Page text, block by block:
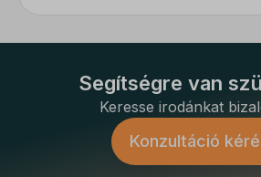
Segítségre van
Keresse irodánkat
Konzultáció
SLO_G_WPT_TO
SLO_GWPT_Show_Hide_tmp
SLO_wptGlobTipTmp